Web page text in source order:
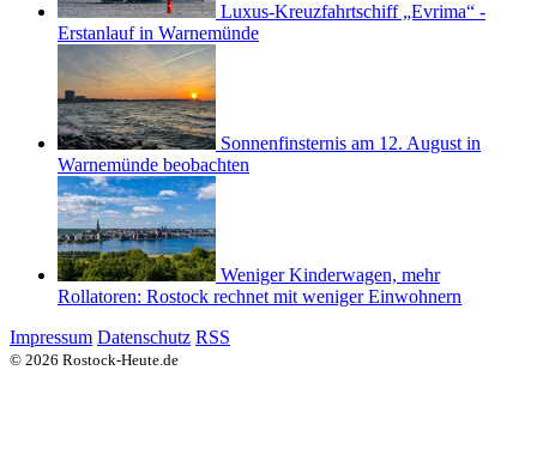
Luxus-Kreuzfahrtschiff „Evrima“ -
Erstanlauf in Warnemünde
Sonnenfinsternis am 12. August in
Warnemünde beobachten
Weniger Kinderwagen, mehr
Rollatoren: Rostock rechnet mit weniger Einwohnern
Impressum Datenschutz RSS
© 2026 Rostock-Heute.de